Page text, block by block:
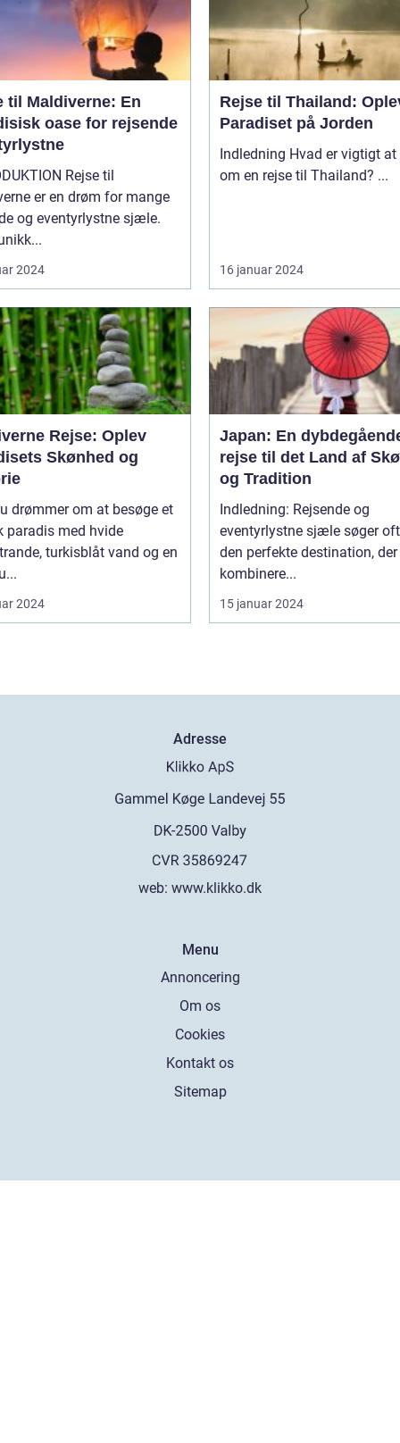
til Maldiverne: En
oase for rejsende
Rejse til
er en drøm for mange
og eventyrlystne sjæle.
2024
Rejse til Thailand:
Paradiset på Jorden
Indledning Hvad er vigtigt at vide
om en rejse til Thailand? ...
16 januar 2024
Rejse: Oplev
Skønhed og
drømmer om at besøge et
paradis med hvide
turkisblåt vand og en
2024
Japan: En
rejse til det Land af
og Tradition
Indledning: Rejsende og
eventyrlystne sjæle søger
den perfekte destination, der
kombinere...
15 januar 2024
Adresse
web: www.klikko.dk
Menu
Annoncering
Om os
Cookies
Kontakt os
Sitemap